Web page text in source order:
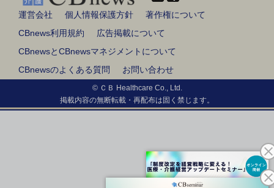
運営会社 個人情報保護方針
著作権について
CBnews利用規約
広告掲載について
CBnewsとCBnewsマネジメントについて
CBnewsのよくある質問
お問い合わせ
© ＣＢ Healthcare Co., Ltd.
掲載内容の無断転載・再配布は固く禁じます。